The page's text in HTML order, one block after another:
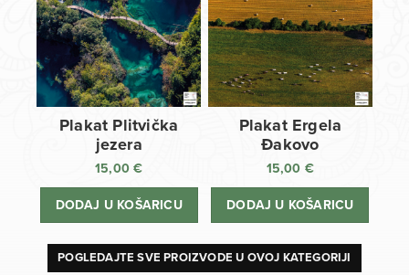
Plakat Plitvička
jezera
15,00€
DODAJ U KOŠARICU
Plakat Ergela
Đakovo
15,00 €
DODAJ U KOŠARICU
POGLEDAJTE SVE PROIZVODE U OVOJ KATEGORIJI